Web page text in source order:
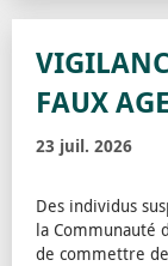
FAUX
23 juil. 2026
Des individus
la Communauté
de commettre